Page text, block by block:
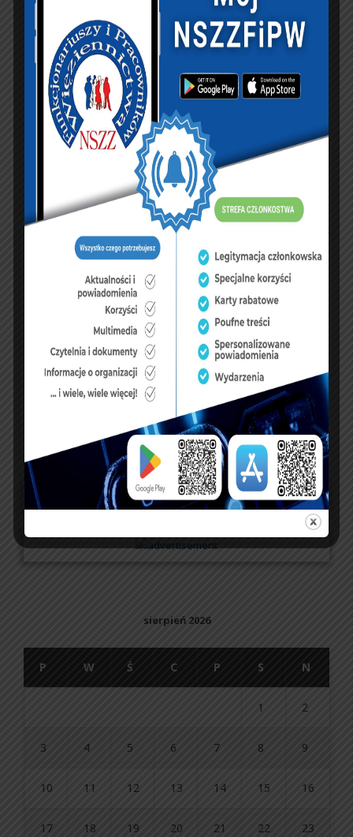
PREVIOUS ARTICLE
Służba Więzienna bez
ministra. Patryk Jaki
zdobył mandat
europosła
NEXT ARTICLE
Podsumowanie pracy
Jakiego w
Ministerstwie
KSIĘGA GOŚCI:
Zobacz księgę
dopisz do księgi
NASZ FACEBOOK
UBEZPIECZENIA
sierpień 2026
P W Ś C P S N
1 2
3 4 5 6 7 8 9
10 11 12 13 14 15 16
17 18 19 20 21 22 23